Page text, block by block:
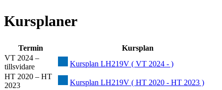
Kursplaner
Termin
Kursplan
VT 2024 –
tillsvidare
Kursplan LH219V ( VT 2024 - )
HT 2020 – HT
2023
Kursplan LH219V ( HT 2020 - HT 2023 )